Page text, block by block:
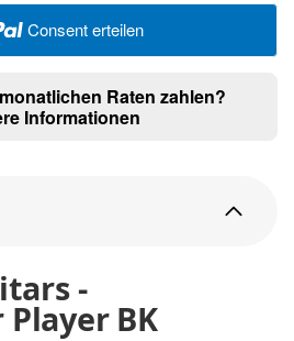
Consent erteilen
Raten zahlen?
Informationen
-
BK